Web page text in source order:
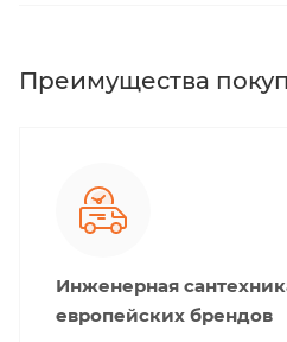
Преимущества
Инженерная
европейских брендов